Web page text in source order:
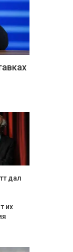
дал
их